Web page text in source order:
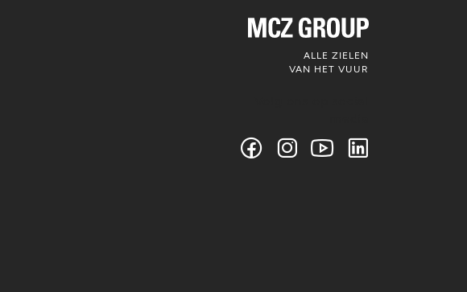
ALLE ZIELEN
VAN HET VUUR